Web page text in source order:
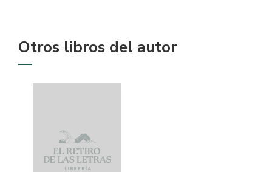
Otros libros del autor